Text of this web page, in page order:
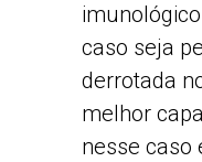
caso seja
derrotada
melhor
nesse caso